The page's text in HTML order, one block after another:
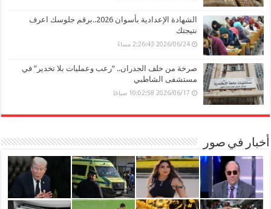
الشهادة الإعدادية بأسوان 2026..برقم جلوسك اعرف
نتيجتك
2026/06/24 2:26:43 مساءً
صرخة من خلف الجدران.. “رعب وعمليات بلا تخدير” في
مستشفى الشاطبي
2026/06/17 10:02:58 صباحًا
أخبار في صور